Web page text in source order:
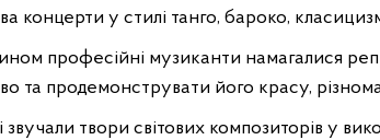
концерти у стилі танго, бароко,
професійні музиканти намагалися
та продемонструвати його красу,
звучали твори світових композиторів у